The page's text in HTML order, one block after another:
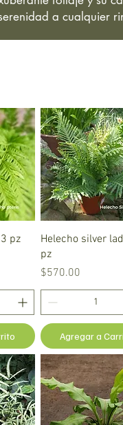
a cualquier
pz
Vista rápida
Helecho silver
pz
Precio
$570.00
Agregar a